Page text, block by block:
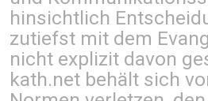
hinsichtlich
zutiefst mit dem
nicht explizit davon
kath.net behält sich